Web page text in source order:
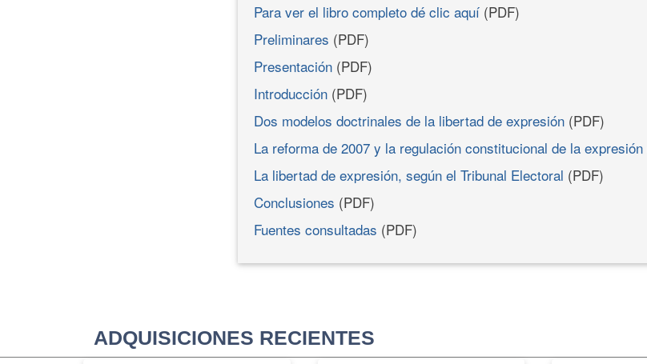
Para ver el libro completo dé clic aquí (PDF)
Preliminares (PDF)
Presentación (PDF)
Introducción (PDF)
Dos modelos doctrinales de la libertad de expresión (PDF)
La reforma de 2007 y la regulación constitucional de la expresión
La libertad de expresión, según el Tribunal Electoral (PDF)
Conclusiones (PDF)
Fuentes consultadas (PDF)
ADQUISICIONES RECIENTES